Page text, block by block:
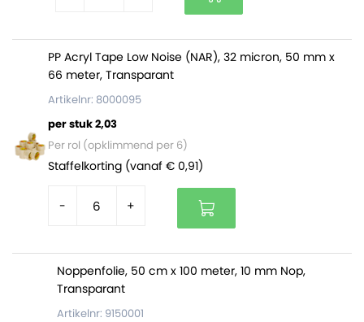
PP Acryl Tape Low Noise (NAR), 32 micron, 50 mm x
66 meter, Transparant
Artikelnr: 8000095
per stuk 2,03
Per rol (opklimmend per 6)
Staffelkorting (vanaf € 0,91)
- +
Noppenfolie, 50 cm x 100 meter, 10 mm Nop,
Transparant
Artikelnr: 9150001